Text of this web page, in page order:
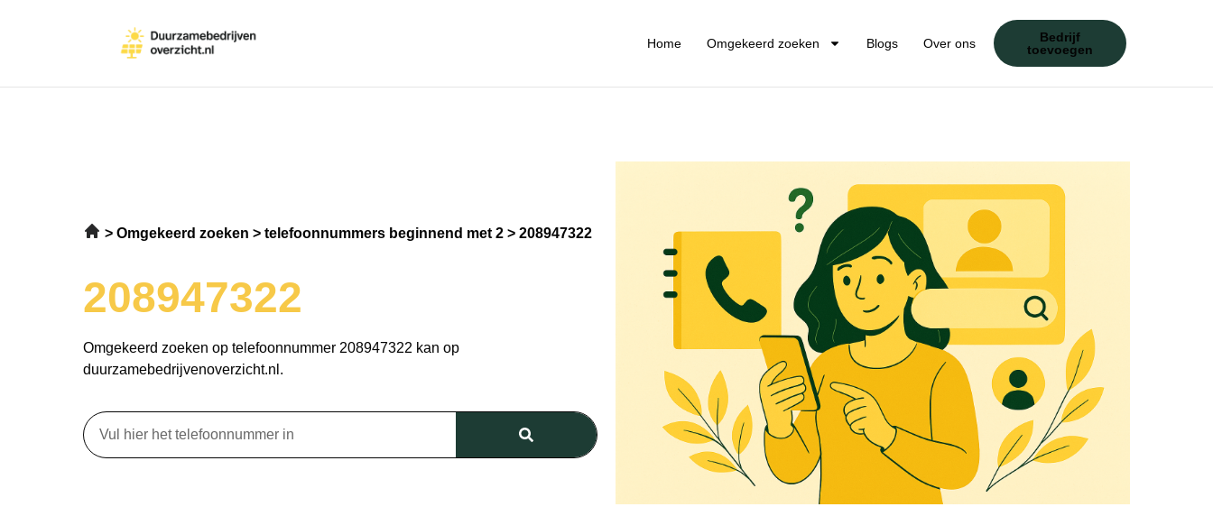
Home Omgekeerd zoeken Blogs Over ons
Bedrijf
toevoegen
Omgekeerd zoeken telefoonnummers beginnend met 2 208947322
208947322
Omgekeerd zoeken op telefoonnummer 208947322 kan op
duurzamebedrijvenoverzicht.nl.